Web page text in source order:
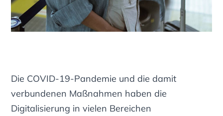
Die COVID-19-Pandemie und die damit
verbundenen Maßnahmen haben die
Digitalisierung in vielen Bereichen